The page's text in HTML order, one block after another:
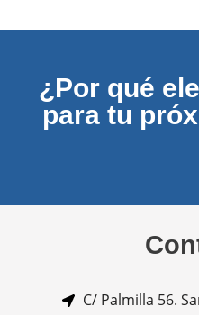
¿Por qué
para tu
C/ Palmilla 56.